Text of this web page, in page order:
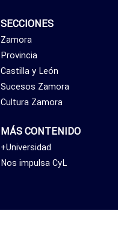
SECCIONES
Zamora
Provincia
Castilla y León
Sucesos Zamora
Cultura Zamora
MÁS CONTENIDO
+Universidad
Nos impulsa CyL